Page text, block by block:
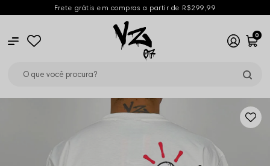
Frete grátis em compras a partir de R$299,99
0